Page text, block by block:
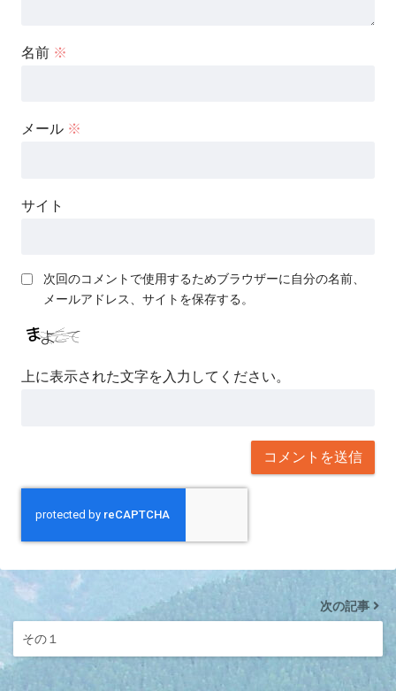
名前 ※
メール ※
サイト
次回のコメントで使用するためブラウザーに自分の名前、
メールアドレス、サイトを保存する。
上に表示された文字を入力してください。
次の記事
その１